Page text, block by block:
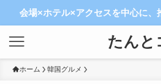
会場×ホテル×アクセスを中心に、
たんと
ホーム 韓国グルメ